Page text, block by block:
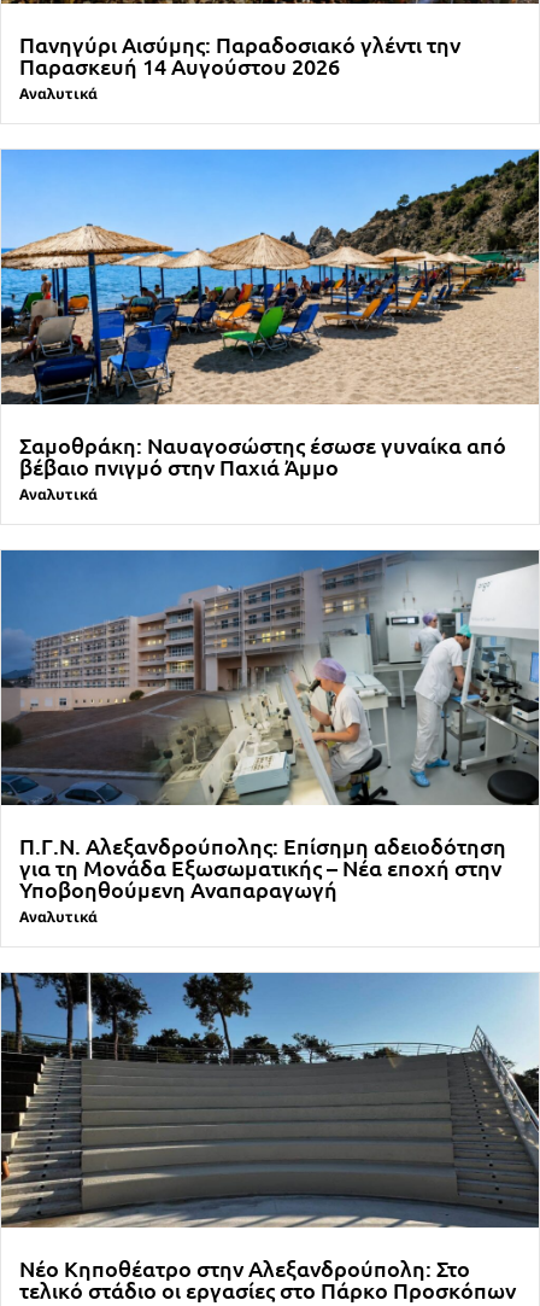
Πανηγύρι Αισύμης: Παραδοσιακό γλέντι την
Παρασκευή 14 Αυγούστου 2026
Αναλυτικά
Σαμοθράκη: Ναυαγοσώστης έσωσε γυναίκα από
βέβαιο πνιγμό στην Παχιά Άμμο
Αναλυτικά
Π.Γ.Ν. Αλεξανδρούπολης: Επίσημη αδειοδότηση
για τη Μονάδα Εξωσωματικής – Νέα εποχή στην
Υποβοηθούμενη Αναπαραγωγή
Αναλυτικά
Νέο Κηποθέατρο στην Αλεξανδρούπολη: Στο
τελικό στάδιο οι εργασίες στο Πάρκο Προσκόπων